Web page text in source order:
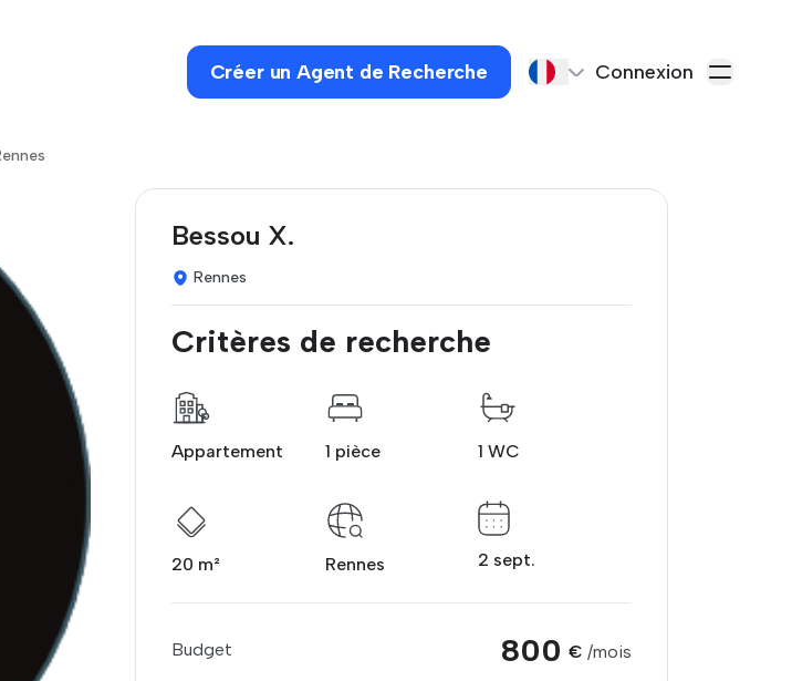
Créer un Agent de Recherche Connexion
Bessou X.
Rennes
Critères de recherche
Appartement 1 pièce 1 WC
20 m² Rennes 2 sept.
Budget 800 € /mois